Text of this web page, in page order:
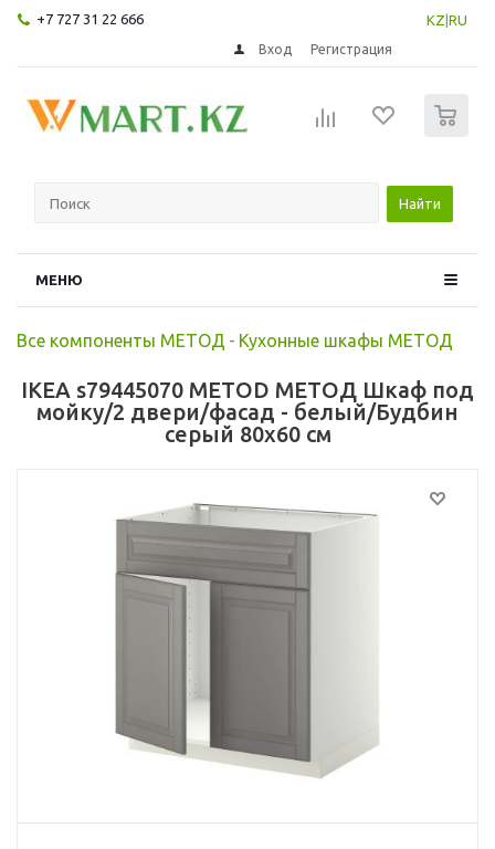
+7 727 31 22 666 KZ RU
Вход Регистрация
Найти
МЕНЮ
Все компоненты МЕТОД - Кухонные шкафы МЕТОД
IKEA s79445070 METOD МЕТОД Шкаф под
мойку/2 двери/фасад - белый/Будбин
серый 80x60 см